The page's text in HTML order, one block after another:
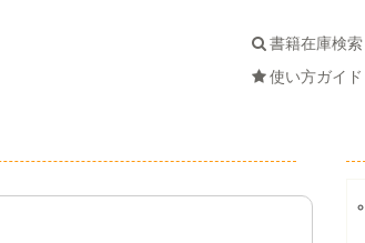
書籍在庫検索
使い方ガイド